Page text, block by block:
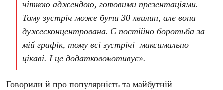
чіткою аджендою,готовими презентаціями.
Томузустріч може бути 30хвилин, але вона
дужесконцентрована. Є постійно боротьбаза
мій графік, томувсі зустрічі максимально
цікаві. І це додатковомотивує».
Говорили й про популярність та майбутній